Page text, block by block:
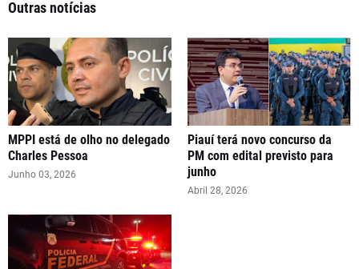
Outras notícias
MPPI está de olho no delegado
Charles Pessoa
Junho 03, 2026
Piauí terá novo concurso da
PM com edital previsto para
junho
Abril 28, 2026